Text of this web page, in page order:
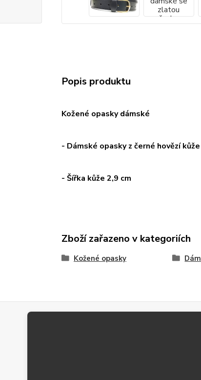
Popis produktu
Kožené opasky dámské
- Dámské opasky z černé hovězí
- Šířka kůže 2,9 cm
Zboží zařazeno v kategoriích
Kožené opasky